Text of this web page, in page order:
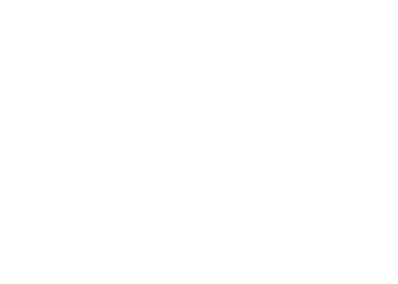
6. Surpasser les tensions et s’engager pour